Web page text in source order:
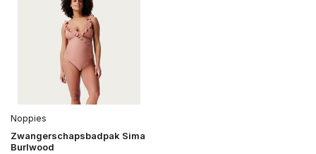
Noppies
Zwangerschapsbadpak Sima
Burlwood